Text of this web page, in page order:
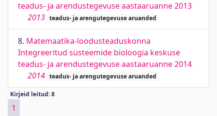
teadus- ja arendustegevuse aastaaruanne 2013
2013 teadus- ja arengutegevuse aruanded
8. Matemaatika-loodusteaduskonna
Integreeritud süsteemide bioloogia keskuse
teadus- ja arendustegevuse aastaaruanne 2014
2014 teadus- ja arengutegevuse aruanded
Kirjeid leitud: 8
1